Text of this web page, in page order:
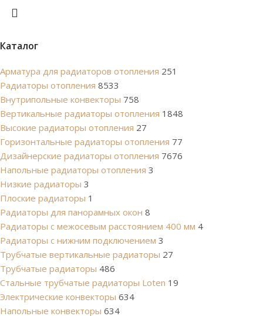
Каталог
Арматура для радиаторов отопления 251
Радиаторы отопления 8533
Внутрипольные конвекторы 758
Вертикальные радиаторы отопления 1848
Высокие радиаторы отопления 27
Горизонтальные радиаторы отопления 77
Дизайнерские радиаторы отопления 7676
Напольные радиаторы отопления 3
Низкие радиаторы 3
Плоские радиаторы 1
Радиаторы для панорамных окон 8
Радиаторы с межосевым расстоянием 400 мм 4
Радиаторы с нижним подключением 3
Трубчатые вертикальные радиаторы 27
Трубчатые радиаторы 486
Cтальные трубчатые радиаторы Loten 19
Электрические конвекторы 634
Напольные конвекторы 634